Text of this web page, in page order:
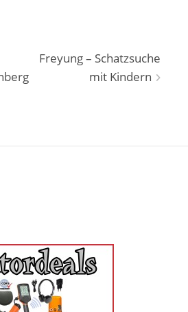
Freyung – Schatzsuche
mit Kindern